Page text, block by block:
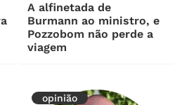
A alfinetada de
Burmann ao ministro, e
Pozzobom não perde a
viagem
opinião